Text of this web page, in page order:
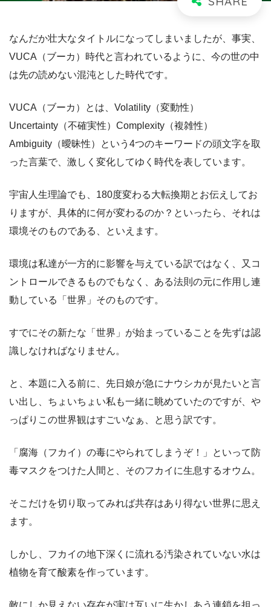
なんだか壮大なタイトルになってしまいましたが、事実、
VUCA（ブーカ）時代と言われているように、今の世の中
は先の読めない混沌とした時代です。
VUCA（ブーカ）とは、Volatility（変動性）
Uncertainty（不確実性）Complexity（複雑性）
Ambiguity（曖昧性）という4つのキーワードの頭文字を取
った言葉で、激しく変化してゆく時代を表しています。
宇宙人生理論でも、180度変わる大転換期とお伝えしてお
りますが、具体的に何が変わるのか？といったら、それは
環境そのものである、といえます。
環境は私達が一方的に影響を与えている訳ではなく、又コ
ントロールできるものでもなく、ある法則の元に作用し連
動している「世界」そのものです。
すでにその新たな「世界」が始まっていることを先ずは認
識しなければなりません。
と、本題に入る前に、先日娘が急にナウシカが見たいと言
い出し、ちょいちょい私も一緒に眺めていたのですが、や
っぱりこの世界観はすごいなぁ、と思う訳です。
「腐海（フカイ）の毒にやられてしまうぞ！」といって防
毒マスクをつけた人間と、そのフカイに生息するオウム。
そこだけを切り取ってみれば共存はあり得ない世界に思え
ます。
しかし、フカイの地下深くに流れる汚染されていない水は
植物を育て酸素を作っています。
敵にしか見えない存在が実は互いに生かしあう連鎖を担っ